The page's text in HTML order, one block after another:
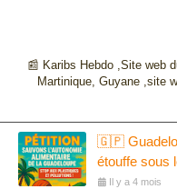
📰 Karibs Hebdo ,Site web
Martinique, Guyane ,site
🇬🇵
étouffe sous
Il y a 4 mois